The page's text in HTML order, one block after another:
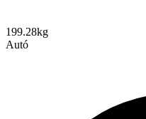
199.28kg
Autó